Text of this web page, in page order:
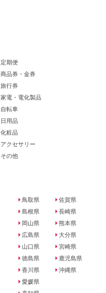
定期便
商品券・金券
旅行券
家電・電化製品
自転車
日用品
化粧品
アクセサリー
その他
鳥取県
島根県
岡山県
広島県
山口県
徳島県
香川県
愛媛県
佐賀県
長崎県
熊本県
大分県
宮崎県
鹿児島県
沖縄県